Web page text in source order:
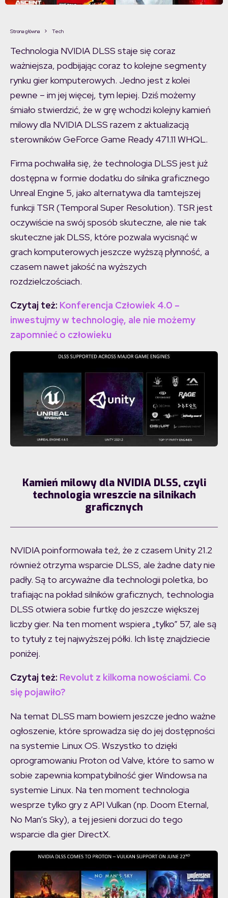
Strona główna Tech
Technologia NVIDIA DLSS staje się coraz
ważniejsza, podbijając coraz to kolejne segmenty
rynku gier komputerowych. Jedno jest z kolei
pewne – im jej więcej, tym lepiej. Dziś możemy
śmiało stwierdzić, że w grę wchodzi kolejny kamień
milowy dla NVIDIA DLSS razem z aktualizacją
sterowników GeForce Game Ready 471.11 WHQL.
Firma pochwaliła się, że technologia DLSS jest już
dostępna w formie dodatku do silnika graficznego
Unreal Engine 5, jako alternatywa dla tamtejszej
funkcji TSR (Temporal Super Resolution). TSR jest
oczywiście na swój sposób skuteczne, ale nie tak
skuteczne jak DLSS, które pozwala wycisnąć w
grach komputerowych jeszcze wyższą płynność, a
czasem nawet jakość na wyższych
rozdzielczościach.
Czytaj też: Konferencja Człowiek 4.0 –
inwestujmy w technologię, ale nie możemy
zapomnieć o człowieku
Kamień milowy dla NVIDIA DLSS, czyli
technologia wreszcie na silnikach
graficznych
NVIDIA poinformowała też, że z czasem Unity 21.2
również otrzyma wsparcie DLSS, ale żadne daty nie
padły. Są to arcyważne dla technologii poletka, bo
trafiając na pokład silników graficznych, technologia
DLSS otwiera sobie furtkę do jeszcze większej
liczby gier. Na ten moment wspiera „tylko” 57, ale są
to tytuły z tej najwyższej półki. Ich listę znajdziecie
poniżej.
Czytaj też: Revolut z kilkoma nowościami. Co
się pojawiło?
Na temat DLSS mam bowiem jeszcze jedno ważne
ogłoszenie, które sprowadza się do jej dostępności
na systemie Linux OS. Wszystko to dzięki
oprogramowaniu Proton od Valve, które to samo w
sobie zapewnia kompatybilność gier Windowsa na
systemie Linux. Na ten moment technologia
wesprze tylko gry z API Vulkan (np. Doom Eternal,
No Man’s Sky), a tej jesieni dorzuci do tego
wsparcie dla gier DirectX.